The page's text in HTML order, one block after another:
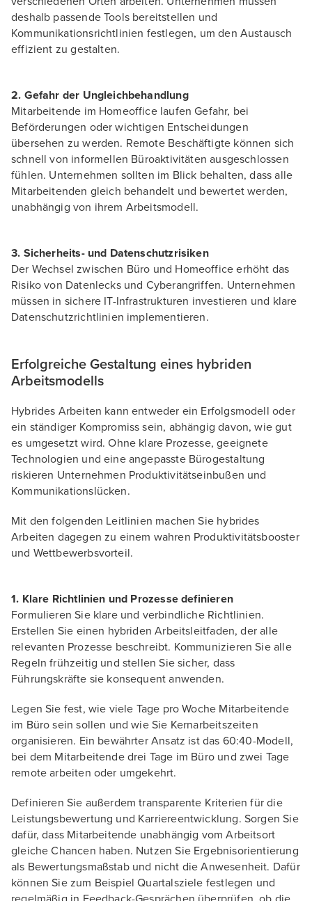
deshalb passende Tools bereitstellen und
Kommunikationsrichtlinien festlegen, um den Austausch
effizient zu gestalten.
2. Gefahr der Ungleichbehandlung
Mitarbeitende im Homeoffice laufen Gefahr, bei
Beförderungen oder wichtigen Entscheidungen
übersehen zu werden. Remote Beschäftigte können sich
schnell von informellen Büroaktivitäten ausgeschlossen
fühlen. Unternehmen sollten im Blick behalten, dass alle
Mitarbeitenden gleich behandelt und bewertet werden,
unabhängig von ihrem Arbeitsmodell.
3. Sicherheits- und Datenschutzrisiken
Der Wechsel zwischen Büro und Homeoffice erhöht das
Risiko von Datenlecks und Cyberangriffen. Unternehmen
müssen in sichere IT-Infrastrukturen investieren und klare
Datenschutzrichtlinien implementieren.
Erfolgreiche Gestaltung eines hybriden
Arbeitsmodells
Hybrides Arbeiten kann entweder ein Erfolgsmodell oder
ein ständiger Kompromiss sein, abhängig davon, wie gut
es umgesetzt wird. Ohne klare Prozesse, geeignete
Technologien und eine angepasste Bürogestaltung
riskieren Unternehmen Produktivitätseinbußen und
Kommunikationslücken.
Mit den folgenden Leitlinien machen Sie hybrides
Arbeiten dagegen zu einem wahren Produktivitätsbooster
und Wettbewerbsvorteil.
1. Klare Richtlinien und Prozesse definieren
Formulieren Sie klare und verbindliche Richtlinien.
Erstellen Sie einen hybriden Arbeitsleitfaden, der alle
relevanten Prozesse beschreibt. Kommunizieren Sie alle
Regeln frühzeitig und stellen Sie sicher, dass
Führungskräfte sie konsequent anwenden.
Legen Sie fest, wie viele Tage pro Woche Mitarbeitende
im Büro sein sollen und wie Sie Kernarbeitszeiten
organisieren. Ein bewährter Ansatz ist das 60:40-Modell,
bei dem Mitarbeitende drei Tage im Büro und zwei Tage
remote arbeiten oder umgekehrt.
Definieren Sie außerdem transparente Kriterien für die
Leistungsbewertung und Karriereentwicklung. Sorgen Sie
dafür, dass Mitarbeitende unabhängig vom Arbeitsort
gleiche Chancen haben. Nutzen Sie Ergebnisorientierung
als Bewertungsmaßstab und nicht die Anwesenheit. Dafür
können Sie zum Beispiel Quartalsziele festlegen und